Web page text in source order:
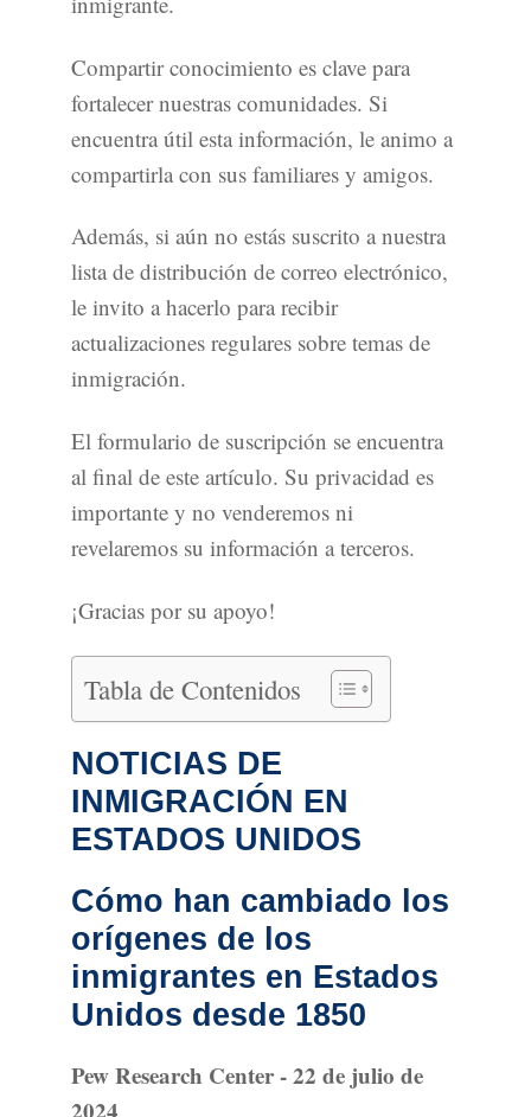
Compartir conocimiento es clave para
fortalecer nuestras comunidades. Si
encuentra útil esta información, le animo a
compartirla con sus familiares y amigos.
Además, si aún no estás suscrito a nuestra
lista de distribución de correo electrónico,
le invito a hacerlo para recibir
actualizaciones regulares sobre temas de
inmigración.
El formulario de suscripción se encuentra
al final de este artículo. Su privacidad es
importante y no venderemos ni
revelaremos su información a terceros.
¡Gracias por su apoyo!
Tabla de Contenidos
NOTICIAS DE
INMIGRACIÓN EN
ESTADOS UNIDOS
Cómo han cambiado los
orígenes de los
inmigrantes en Estados
Unidos desde 1850
Pew Research Center - 22 de julio de
2024